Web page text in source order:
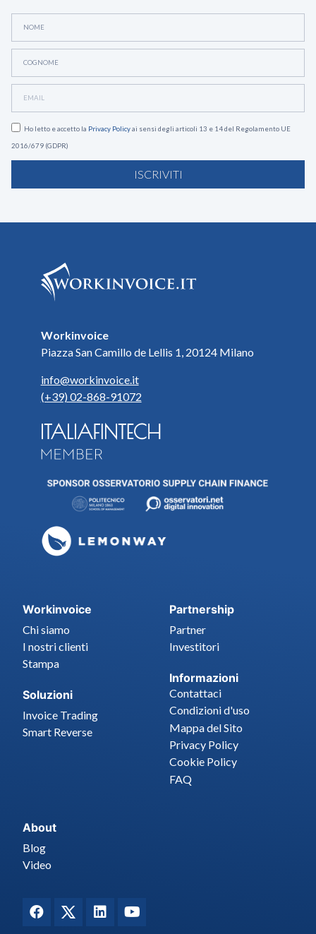
Ho letto e accetto la Privacy Policyai sensi degli articoli 13 e 14 del Regolamento UE
2016/679 (GDPR)
ISCRIVITI
Workinvoice
Piazza San Camillo de Lellis 1, 20124 Milano
info@workinvoice.it
(+39) 02-868-91072
Workinvoice
Chi siamo
I nostri clienti
Stampa
Soluzioni
Invoice Trading
Smart Reverse
Partnership
Partner
Investitori
Informazioni
Contattaci
Condizioni d'uso
Mappa del Sito
Privacy Policy
Cookie Policy
FAQ
About
Blog
Video